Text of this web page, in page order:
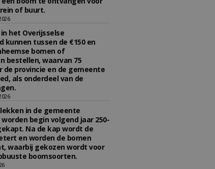
of buurt.
het Overijsselse
kunnen tussen de €150 en
bomen of
bestellen, waarvan 75
de provincie en de gemeente
als onderdeel van de
in de gemeente
begin volgend jaar 250-
Na de kap wordt de
en worden de bomen
waarbij gekozen wordt voor
boomsoorten.